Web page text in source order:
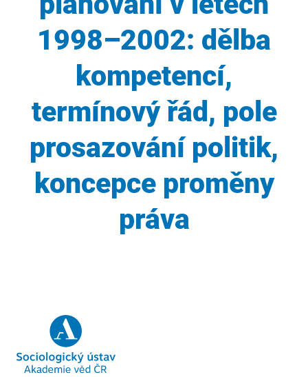
1998–2002: dělba
kompetencí,
termínový řád, pole
prosazování politik,
koncepce proměny
práva